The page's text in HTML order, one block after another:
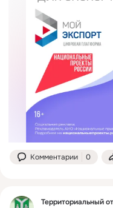
Комментарии 0
Территориальный